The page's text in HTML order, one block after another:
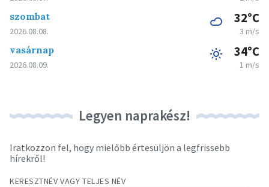
szombat
2026.08.08.
32°C
3 m/s
vasárnap
2026.08.09.
34°C
1 m/s
Legyen naprakész!
Iratkozzon fel, hogy mielőbb értesüljön a legfrissebb
hírekről!
KERESZTNÉV VAGY TELJES NÉV